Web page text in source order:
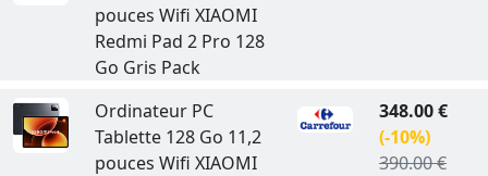
pouces Wifi XIAOMI
Redmi Pad 2 Pro 128
Go Gris Pack
Ordinateur PC
Tablette 128 Go 11,2
pouces Wifi XIAOMI
348.00 €
(-10%)
390.00 €